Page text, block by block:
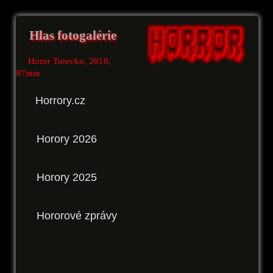
Hlas fotogalérie
Horor Turecko, 2010,
97min
Horrory.cz
Horory 2026
Horory 2025
Hororové zprávy